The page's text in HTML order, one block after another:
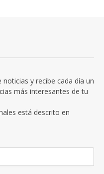
y recibe cada día un
más interesantes de tu
está descrito en